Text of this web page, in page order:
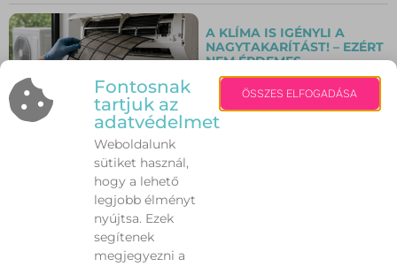
A KLÍMA IS IGÉNYLI A
NAGYTAKARÍTÁST! – EZÉRT
NEM ÉRDEMES
ELHANYAGOLNI A
TISZTÍTÁSÁT
Fontosnak
tartjuk az
adatvédelmet
Weboldalunk
sütiket használ,
hogy a lehető
legjobb élményt
nyújtsa. Ezek
segítenek
megjegyezni a
ÖSSZES ELFOGADÁSA